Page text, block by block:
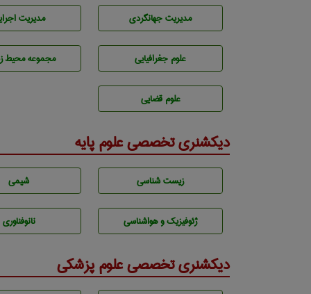
مديريت جهانگردی مديريت
علوم جغرافيايی مجموعه محيط
علوم قضایی
دیکشنری تخصصی علوم پایه
زيست شناسی شيمی
ژئوفيزيك و هواشناسی نانوفناوری
دیکشنری تخصصی علوم پزشکی